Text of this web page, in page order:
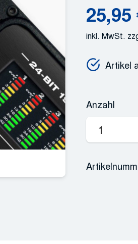
25,95
inkl. MwSt.
Artikel
Anzahl
MOTU-
Rackohr-
2